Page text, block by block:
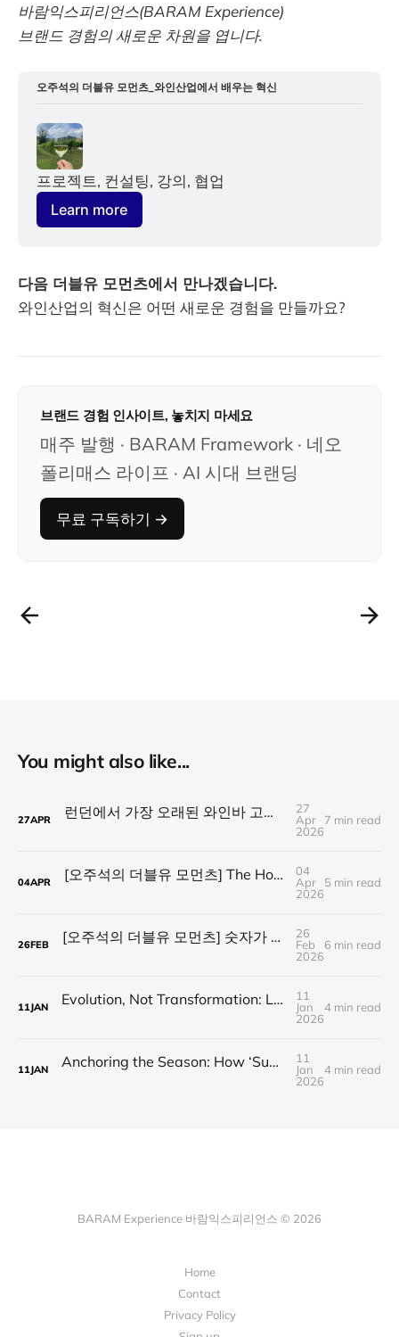
바람익스피리언스(BARAM Experience)
브랜드 경험의 새로운 차원을 엽니다.
오주석의 더블유 모먼츠_와인산업에서 배우는 혁신
프로젝트, 컨설팅, 강의, 협업
Learn more
다음 더블유 모먼츠에서 만나겠습니다.
와인산업의 혁신은 어떤 새로운 경험을 만들까요?
브랜드 경험 인사이트, 놓치지 마세요
매주 발행 · BARAM Framework · 네오
폴리매스 라이프 · AI 시대 브랜딩
무료 구독하기 →
You might also like...
27APR 런던에서 가장 오래된 와인바 고든스에서 발견한 가장 강한 기술, 사람
27
Apr
2026
7 min read
04APR [오주석의 더블유 모먼츠] The Honest Farmer : '아티스트'를 거부하고 '농부'를 선택한 앙뚜안 크레덴바이스
04
Apr
2026
5 min read
26FEB [오주석의 더블유 모먼츠] 숫자가 아니라 마음이 남는다
26
Feb
2026
6 min read
11JAN Evolution, Not Transformation: Louis Roederer’s Digital Adaptation
11
Jan
2026
4 min read
11JAN Anchoring the Season: How ‘Summer of Riesling’ Engineered a Ritual
11
Jan
2026
4 min read
BARAM Experience 바람익스피리언스 © 2026
Home
Contact
Privacy Policy